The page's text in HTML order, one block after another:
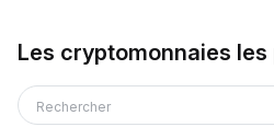
Les cryptomonnaies les
Rechercher